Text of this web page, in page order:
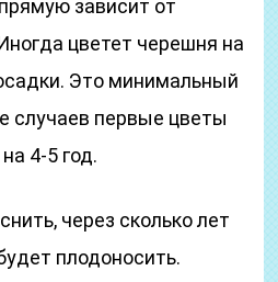
зависит от
цветет черешня на
Это минимальный
случаев первые цветы
4-5 год.
через сколько лет
плодоносить.